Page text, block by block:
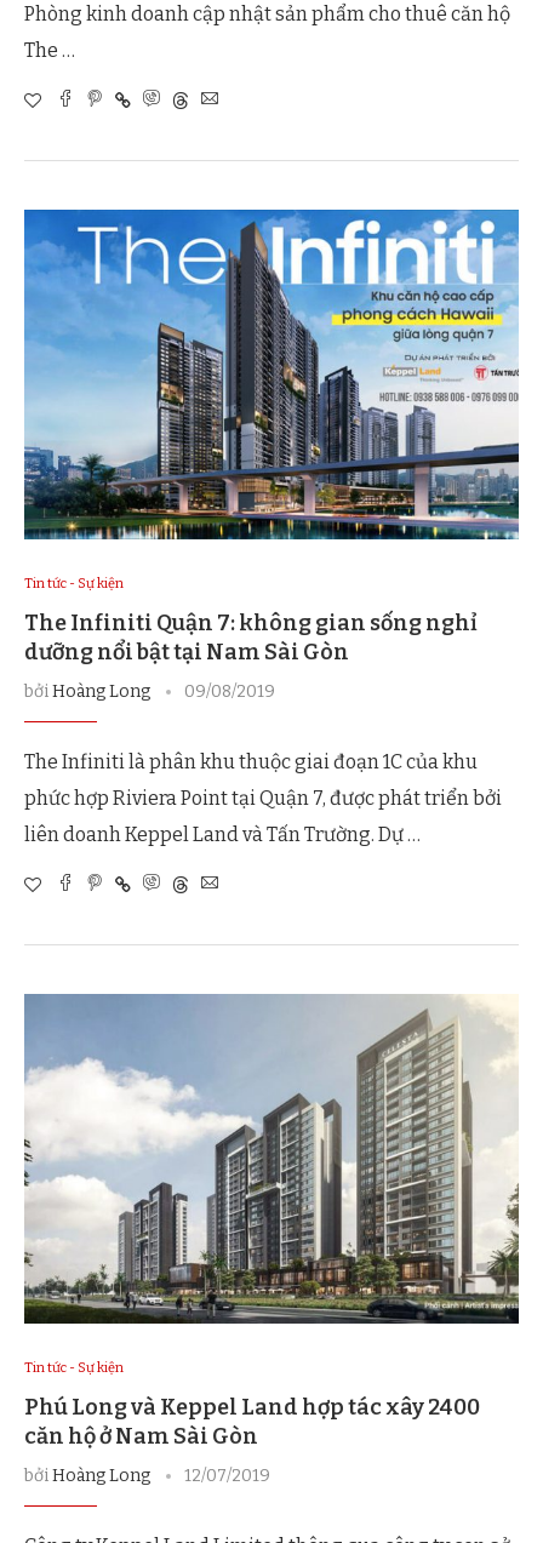
Phòng kinh doanh cập nhật sản phẩm cho thuê căn hộ
The …
Tin tức - Sự kiện
The Infiniti Quận 7: không gian sống nghỉ
dưỡng nổi bật tại Nam Sài Gòn
bởiHoàng Long 09/08/2019
The Infiniti là phân khu thuộc giai đoạn 1C của khu
phức hợp Riviera Point tại Quận 7, được phát triển bởi
liên doanh Keppel Land và Tấn Trường. Dự …
Tin tức - Sự kiện
Phú Long và Keppel Land hợp tác xây 2400
căn hộ ở Nam Sài Gòn
bởiHoàng Long 12/07/2019